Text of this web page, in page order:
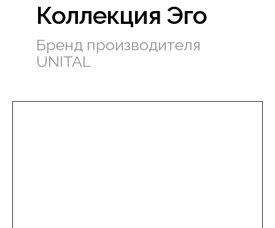
Коллекция Эго
Бренд производителя
UNITAL